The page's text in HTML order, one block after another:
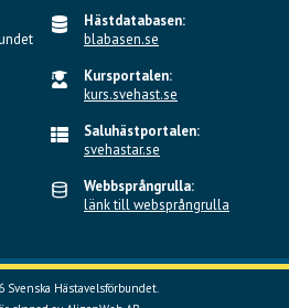
Hästdatabasen:
blabasen.se
Kursportalen:
kurs.svehast.se
Saluhästportalen:
svehastar.se
Webbsprångrulla:
länk till websprångrulla
Svenska Hästavelsförbundet.